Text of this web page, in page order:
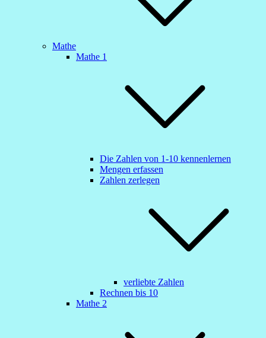
Mathe
Mathe 1
Die Zahlen von 1-10 kennenlernen
Mengen erfassen
Zahlen zerlegen
verliebte Zahlen
Rechnen bis 10
Mathe 2